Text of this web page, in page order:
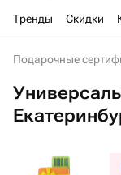
Тренды Скидки
Подарочные